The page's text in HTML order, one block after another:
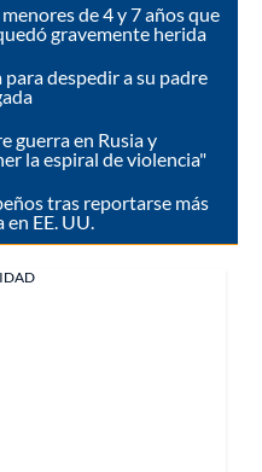
de 4 y 7 años que
gravemente herida
despedir a su padre
guerra en Rusia y
la espiral de violencia"
tras reportarse más
EE. UU.